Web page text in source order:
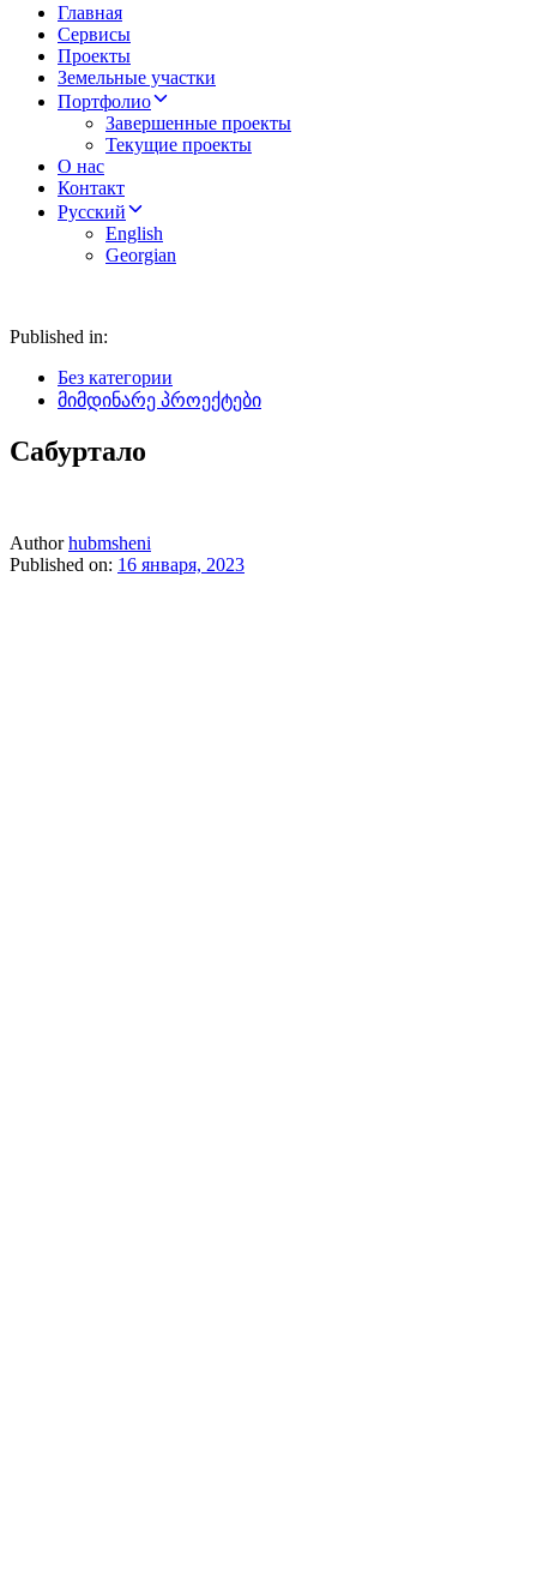
Главная
Сервисы
Проекты
Земельные участки
Портфолио
Завершенные проекты
Текущие проекты
О нас
Контакт
Русский
English
Georgian
Published in:
Без категории
მიმდინარე პროექტები
Сабуртало
Author hubmsheni
Published on: 16 января, 2023